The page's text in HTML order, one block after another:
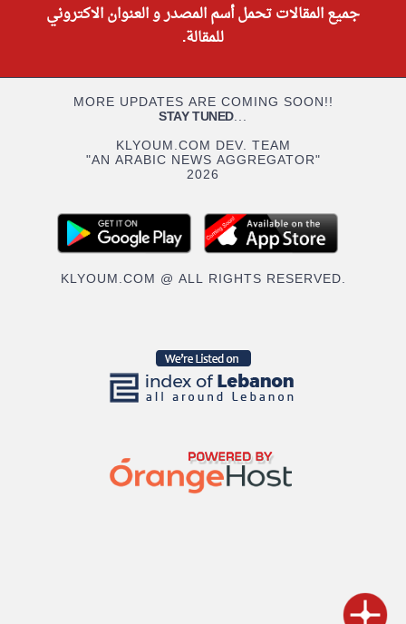
جميع المقالات تحمل أسم المصدر و العنوان الاكتروني
للمقالة.
MORE UPDATES ARE COMING SOON!!
STAY TUNED...
KLYOUM.COM DEV. TEAM
"AN ARABIC NEWS AGGREGATOR"
2026
KLYOUM.COM @ ALL RIGHTS RESERVED.